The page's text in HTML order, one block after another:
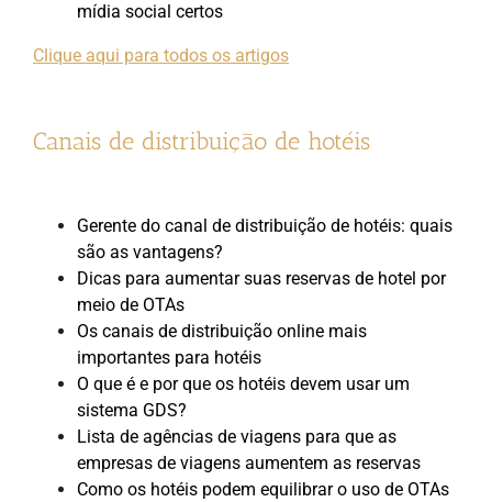
mídia social certos
Clique aqui para todos os artigos
Canais de distribuição de hotéis
Gerente do canal de distribuição de hotéis: quais
são as vantagens?
Dicas para aumentar suas reservas de hotel por
meio de OTAs
Os canais de distribuição online mais
importantes para hotéis
O que é e por que os hotéis devem usar um
sistema GDS?
Lista de agências de viagens para que as
empresas de viagens aumentem as reservas
Como os hotéis podem equilibrar o uso de OTAs